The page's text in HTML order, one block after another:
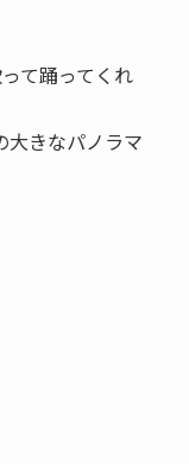
て踊ってくれ
きなパノラマ